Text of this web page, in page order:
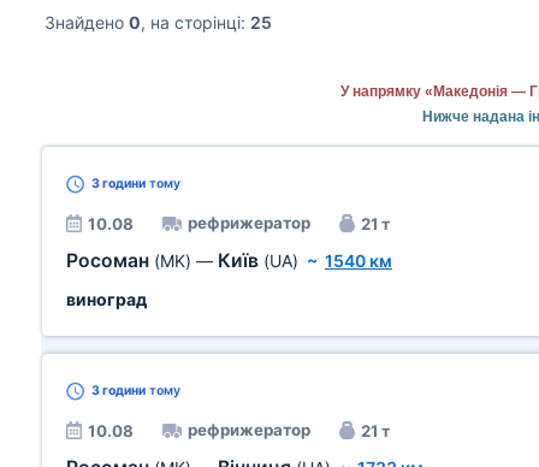
Знайдено 0, на сторінці: 25
У напрямку «Македонія —
Нижче надана
3 години тому
10.08 рефрижератор 21 т
Росоман (MK) — Київ (UA) ~ 1540 км
виноград
3 години тому
10.08 рефрижератор 21 т